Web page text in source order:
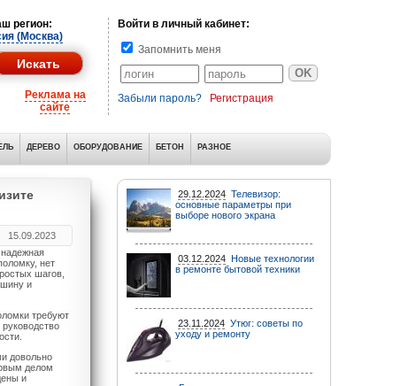
регион:
(Москва)
Реклама на
сайте
Войти в личный кабинет:
Запомнить меня
Забыли пароль? Регистрация
ДЕРЕВО ОБОРУДОВАНИЕ БЕТОН РАЗНОЕ
15.09.2023
нет
шагов,
и
требуют
довольно
делом
и
29.12.2024 Телевизор:
основные параметры при
выборе нового экрана
03.12.2024 Новые технологии
в ремонте бытовой техники
23.11.2024 Утюг: советы по
уходу и ремонту